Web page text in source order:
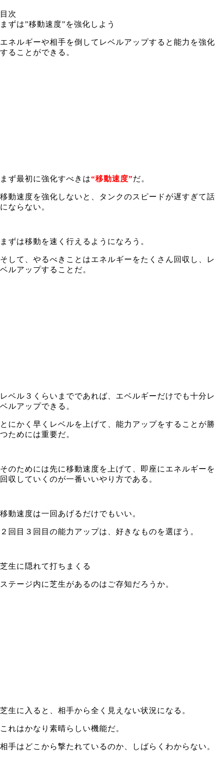
目次
まずは”移動速度”を強化しよう
エネルギーや相手を倒してレベルアップすると能力を強化
することができる。
まず最初に強化すべきは“移動速度”だ。
移動速度を強化しないと、タンクのスピードが遅すぎて話
にならない。
まずは移動を速く行えるようになろう。
そして、やるべきことはエネルギーをたくさん回収し、レ
ベルアップすることだ。
レベル３くらいまでであれば、エベルギーだけでも十分レ
ベルアップできる。
とにかく早くレベルを上げて、能力アップをすることが勝
つためには重要だ。
そのためには先に移動速度を上げて、即座にエネルギーを
回収していくのが一番いいやり方である。
移動速度は一回あげるだけでもいい。
２回目３回目の能力アップは、好きなものを選ぼう。
芝生に隠れて打ちまくる
ステージ内に芝生があるのはご存知だろうか。
芝生に入ると、相手から全く見えない状況になる。
これはかなり素晴らしい機能だ。
相手はどこから撃たれているのか、しばらくわからない。